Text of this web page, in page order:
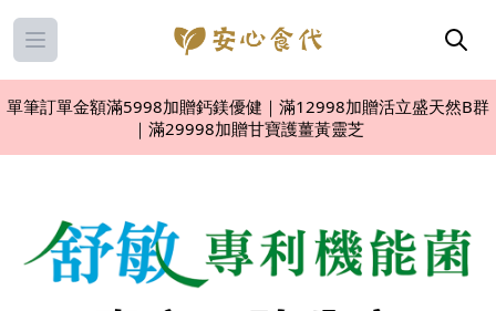
Open main menu
單筆訂單金額滿5998加贈鈣鎂優健｜滿12998加贈活立盛天然B群
｜滿29998加贈甘寶護薑黃靈芝